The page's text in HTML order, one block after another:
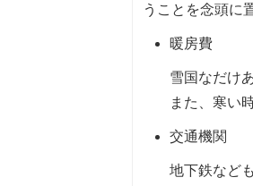
うことを念頭に
暖房費
雪国なだけ
また、寒い
交通機関
地下鉄など